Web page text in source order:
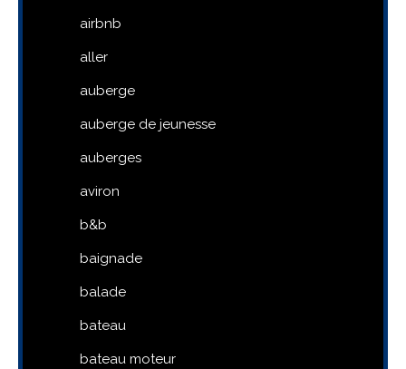
airbnb
aller
auberge
auberge de jeunesse
auberges
aviron
b&b
baignade
balade
bateau
bateau moteur